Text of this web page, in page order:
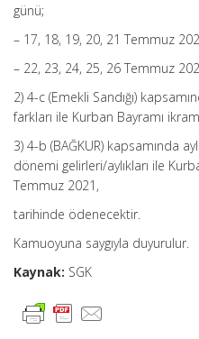
günü;
– 17, 18, 19, 20, 21 Temmuz
– 22, 23, 24, 25, 26 Temmuz
2) 4-c (Emekli Sandığı)
farkları ile Kurban Bayramı
3) 4-b (BAĞKUR) kapsamında
dönemi gelirleri/aylıkları ile
Temmuz 2021,
tarihinde ödenecektir.
Kamuoyuna saygıyla duyurulur.
Kaynak: SGK